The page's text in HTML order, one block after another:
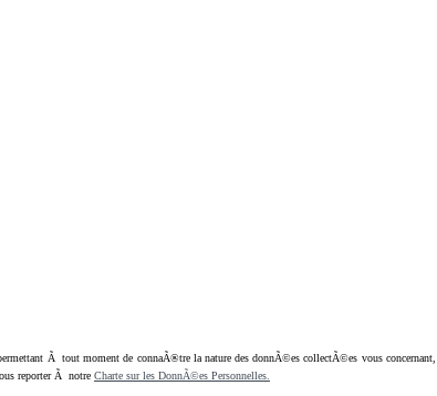
Ã tout moment de connaÃ®tre la nature des donnÃ©es collectÃ©es vous
reporter Ã notre Charte sur les DonnÃ©es Personnelles.